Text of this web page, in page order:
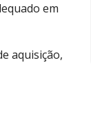
em
aquisição,